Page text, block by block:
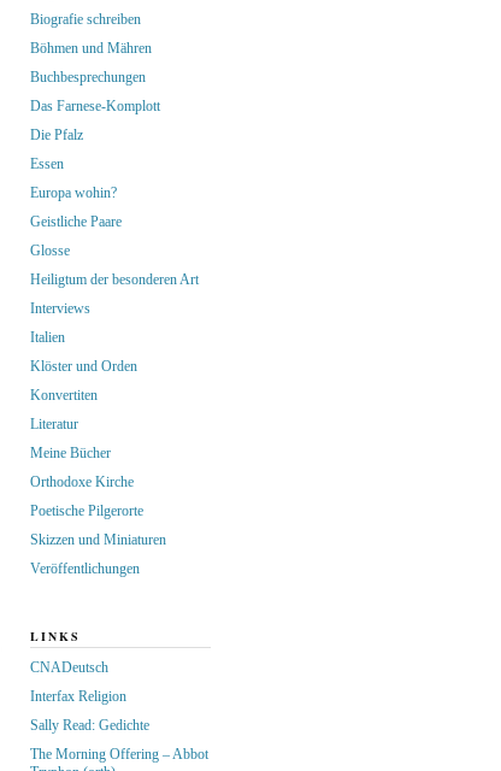
Biografie schreiben
Böhmen und Mähren
Buchbesprechungen
Das Farnese-Komplott
Die Pfalz
Essen
Europa wohin?
Geistliche Paare
Glosse
Heiligtum der besonderen Art
Interviews
Italien
Klöster und Orden
Konvertiten
Literatur
Meine Bücher
Orthodoxe Kirche
Poetische Pilgerorte
Skizzen und Miniaturen
Veröffentlichungen
LINKS
CNADeutsch
Interfax Religion
Sally Read: Gedichte
The Morning Offering – Abbot